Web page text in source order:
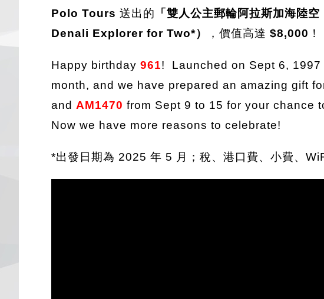
Polo Tours 送出的 「雙人公主郵輪阿拉斯加海
Denali Explorer for Two*）
，價值高達 $8,000 ！
Happy birthday 961! Launched on Sept 6, 1997
month, and we have prepared an amazing gift
and AM1470 from Sept 9 to 15 for your chance
Now we have more reasons to celebrate!
*出發日期為 2025 年 5 月；稅、港口費、小費、